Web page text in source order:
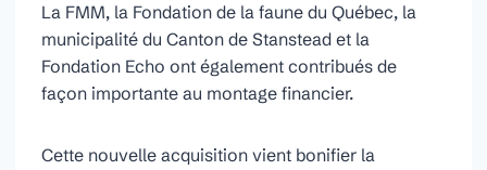
La FMM, la Fondation de la faune du Québec, la
municipalité du Canton de Stanstead et la
Fondation Echo ont également contribués de
façon importante au montage financier.
Cette nouvelle acquisition vient bonifier la